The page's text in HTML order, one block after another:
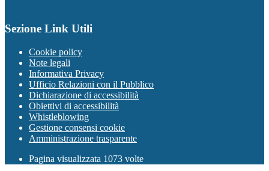
Sezione Link Utili
Cookie policy
Note legali
Informativa Privacy
Ufficio Relazioni con il Pubblico
Dichiarazione di accessibilità
Obiettivi di accessibilità
Whistleblowing
Gestione consensi cookie
Amministrazione trasparente
Pagina visualizzata 1073 volte